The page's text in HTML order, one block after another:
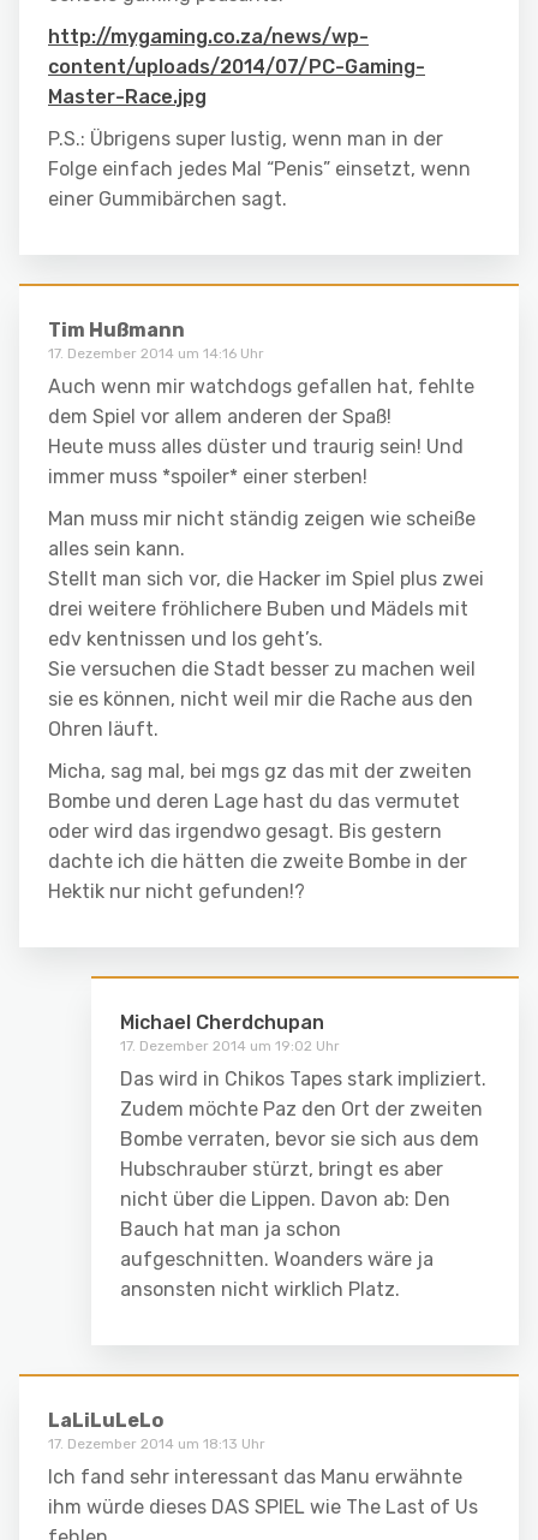
http://mygaming.co.za/news/wp-
content/uploads/2014/07/PC-Gaming-
Master-Race.jpg
P.S.: Übrigens super lustig, wenn man in der
Folge einfach jedes Mal “Penis” einsetzt, wenn
einer Gummibärchen sagt.
Tim Hußmann
17. Dezember 2014 um 14:16 Uhr
Auch wenn mir watchdogs gefallen hat, fehlte
dem Spiel vor allem anderen der Spaß!
Heute muss alles düster und traurig sein! Und
immer muss *spoiler* einer sterben!
Man muss mir nicht ständig zeigen wie scheiße
alles sein kann.
Stellt man sich vor, die Hacker im Spiel plus zwei
drei weitere fröhlichere Buben und Mädels mit
edv kentnissen und los geht’s.
Sie versuchen die Stadt besser zu machen weil
sie es können, nicht weil mir die Rache aus den
Ohren läuft.
Micha, sag mal, bei mgs gz das mit der zweiten
Bombe und deren Lage hast du das vermutet
oder wird das irgendwo gesagt. Bis gestern
dachte ich die hätten die zweite Bombe in der
Hektik nur nicht gefunden!?
Michael Cherdchupan
17. Dezember 2014 um 19:02 Uhr
Das wird in Chikos Tapes stark impliziert.
Zudem möchte Paz den Ort der zweiten
Bombe verraten, bevor sie sich aus dem
Hubschrauber stürzt, bringt es aber
nicht über die Lippen. Davon ab: Den
Bauch hat man ja schon
aufgeschnitten. Woanders wäre ja
ansonsten nicht wirklich Platz.
LaLiLuLeLo
17. Dezember 2014 um 18:13 Uhr
Ich fand sehr interessant das Manu erwähnte
ihm würde dieses DAS SPIEL wie The Last of Us